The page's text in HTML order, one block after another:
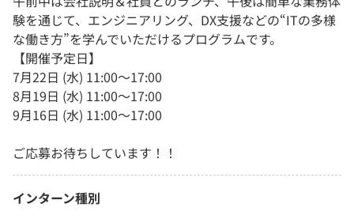
験を通じて、エンジニアリング、DX支援などの“ITの多様
な働き方”を学んでいただけるプログラムです。
【開催予定日】
7月22日 (水) 11:00～17:00
8月19日 (水) 11:00～17:00
9月16日 (水) 11:00～17:00
ご応募お待ちしています！！
インターン種別